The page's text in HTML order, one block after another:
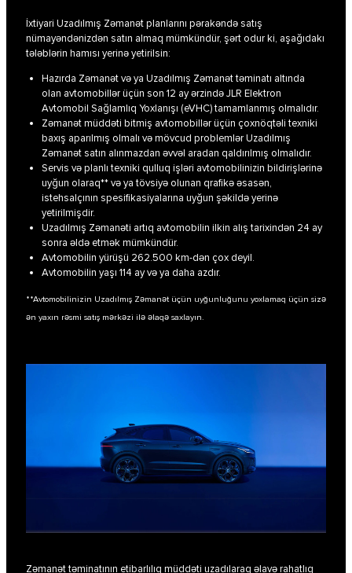
İxtiyari Uzadılmış Zəmanət planlarını pərakəndə satış
nümayəndənizdən satın almaq mümkündür, şərt odur ki, aşağıdakı
tələblərin hamısı yerinə yetirilsin:
Hazırda Zəmanət və ya Uzadılmış Zəmanət təminatı altında
olan avtomobillər üçün son 12 ay ərzində JLR Elektron
Avtomobil Sağlamlıq Yoxlanışı (eVHC) tamamlanmış olmalıdır.
Zəmanət müddəti bitmiş avtomobillər üçün çoxnöqtəli texniki
baxış aparılmış olmalı və mövcud problemlər Uzadılmış
Zəmanət satın alınmazdan əvvəl aradan qaldırılmış olmalıdır.
Servis və planlı texniki qulluq işləri avtomobilinizin bildirişlərinə
uyğun olaraq** və ya tövsiyə olunan qrafikə əsasən,
istehsalçının spesifikasiyalarına uyğun şəkildə yerinə
yetirilmişdir.
Uzadılmış Zəmanəti artıq avtomobilin ilkin alış tarixindən 24 ay
sonra əldə etmək mümkündür.
Avtomobilin yürüşü 262.500 km-dən çox deyil.
Avtomobilin yaşı 114 ay və ya daha azdır.
**Avtomobilinizin Uzadılmış Zəmanət üçün uyğunluğunu yoxlamaq üçün sizə
ən yaxın rəsmi satış mərkəzi ilə əlaqə saxlayın.
Zəmanət təminatının etibarlılıq müddəti uzadılaraq əlavə rahatlıq